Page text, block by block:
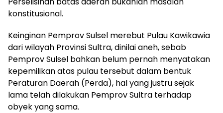
konstitusional.
Keinginan Pemprov Sulsel merebut Pulau Kawikawia
dari wilayah Provinsi Sultra, dinilai aneh, sebab
Pemprov Sulsel bahkan belum pernah menyatakan
kepemilikan atas pulau tersebut dalam bentuk
Peraturan Daerah (Perda), hal yang justru sejak
lama telah dilakukan Pemprov Sultra terhadap
obyek yang sama.